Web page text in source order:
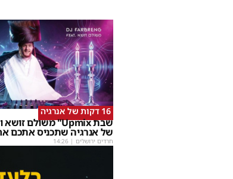
16 דקות של אנרגיה
של אנרגיה שתכניס אתכם
חרדים ירושלים |
14:26